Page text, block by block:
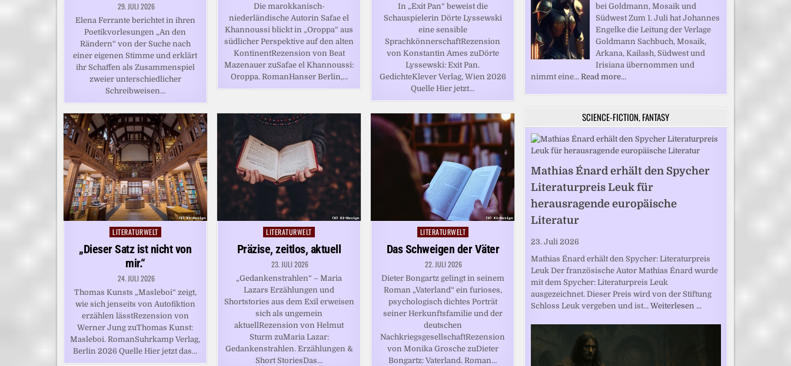
29. JULI 2026
Elena Ferrante berichtet in ihren
Poetikvorlesungen „An den
Rändern“ von der Suche nach
einer eigenen Stimme und erklärt
ihr Schaffen als Zusammenspiel
zweier unterschiedlicher
Schreibweisen…
Die marokkanisch-
niederländische Autorin Safae el
Khannoussi blickt in „Oroppa“ aus
südlicher Perspektive auf den alten
KontinentRezension von Beat
Mazenauer zuSafae el Khannoussi:
Oroppa. RomanHanser Berlin,…
In „Exit Pan“ beweist die
Schauspielerin Dörte Lyssewski
eine sensible
SprachkönnerschaftRezension
von Konstantin Ames zuDörte
Lyssewski: Exit Pan.
GedichteKlever Verlag, Wien 2026
Quelle Hier jetzt…
Posted
in
LITERATURWELT
„Dieser Satz ist nicht von
mir.“
24. JULI 2026
Thomas Kunsts „Masleboi“ zeigt,
wie sich jenseits von Autofiktion
erzählen lässtRezension von
Werner Jung zuThomas Kunst:
Masleboi. RomanSuhrkamp Verlag,
Berlin 2026 Quelle Hier jetzt das…
Posted
LITERATURWELT
Präzise, zeitlos, aktuell
23. JULI 2026
„Gedankenstrahlen“ – Maria
Lazars Erzählungen und
Shortstories aus dem Exil erweisen
sich als ungemein
aktuellRezension von Helmut
Sturm zuMaria Lazar:
Gedankenstrahlen. Erzählungen &
Short StoriesDas…
Posted
in
LITERATURWELT
Das Schweigen der Väter
22. JULI 2026
Dieter Bongartz gelingt in seinem
Roman „Vaterland“ ein furioses,
psychologisch dichtes Porträt
seiner Herkunftsfamilie und der
deutschen
NachkriegsgesellschaftRezension
von Monika Grosche zuDieter
Bongartz: Vaterland. Roman…
bei Goldmann, Mosaik und
Südwest Zum 1. Juli hat Johannes
Engelke die Leitung der Verlage
Goldmann Sachbuch, Mosaik,
Arkana, Kailash, Südwest und
Irisiana übernommen und
nimmt eine… Read more…
SCIENCE-FICTION, FANTASY
Mathias Énard erhält den Spycher
Literaturpreis Leuk für
herausragende europäische
Literatur
23. Juli 2026
Mathias Énard erhält den Spycher: Literaturpreis
Leuk Der französische Autor Mathias Énard wurde
mit dem Spycher: Literaturpreis Leuk
ausgezeichnet. Dieser Preis wird von der Stiftung
Schloss Leuk vergeben und ist… Weiterlesen …